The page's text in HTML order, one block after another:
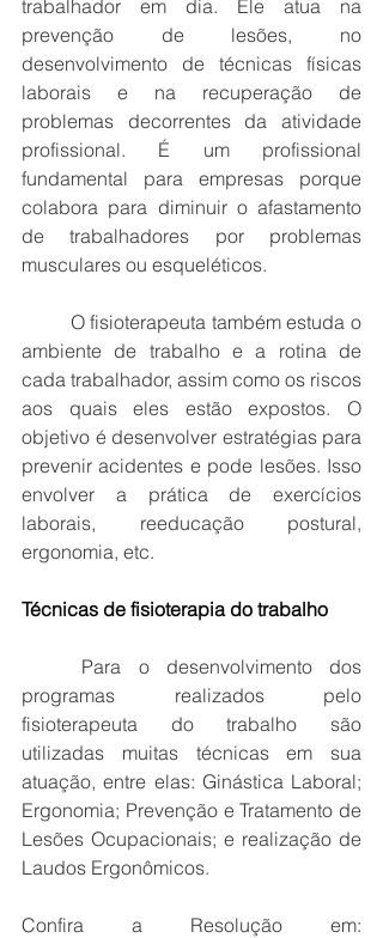
trabalhador em dia. Ele atua na
prevenção de lesões, no
desenvolvimento de técnicas físicas
laborais e na recuperação de
problemas decorrentes da atividade
profissional. É um profissional
fundamental para empresas porque
colabora para diminuir o afastamento
de trabalhadores por problemas
musculares ou esqueléticos.
O fisioterapeuta também estuda o
ambiente de trabalho e a rotina de
cada trabalhador, assim como os riscos
aos quais eles estão expostos. O
objetivo é desenvolver estratégias para
prevenir acidentes e pode lesões. Isso
envolver a prática de exercícios
laborais, reeducação postural,
ergonomia, etc.
Técnicas de fisioterapia do trabalho
Para o desenvolvimento dos
programas realizados pelo
fisioterapeuta do trabalho são
utilizadas muitas técnicas em sua
atuação, entre elas: Ginástica Laboral;
Ergonomia; Prevenção e Tratamento de
Lesões Ocupacionais; e realização de
Laudos Ergonômicos.
Confira a Resolução em: